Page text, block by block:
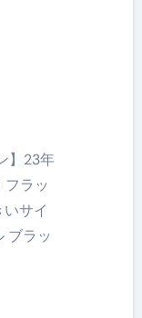
】23年
ラッ
サイ
ブラッ